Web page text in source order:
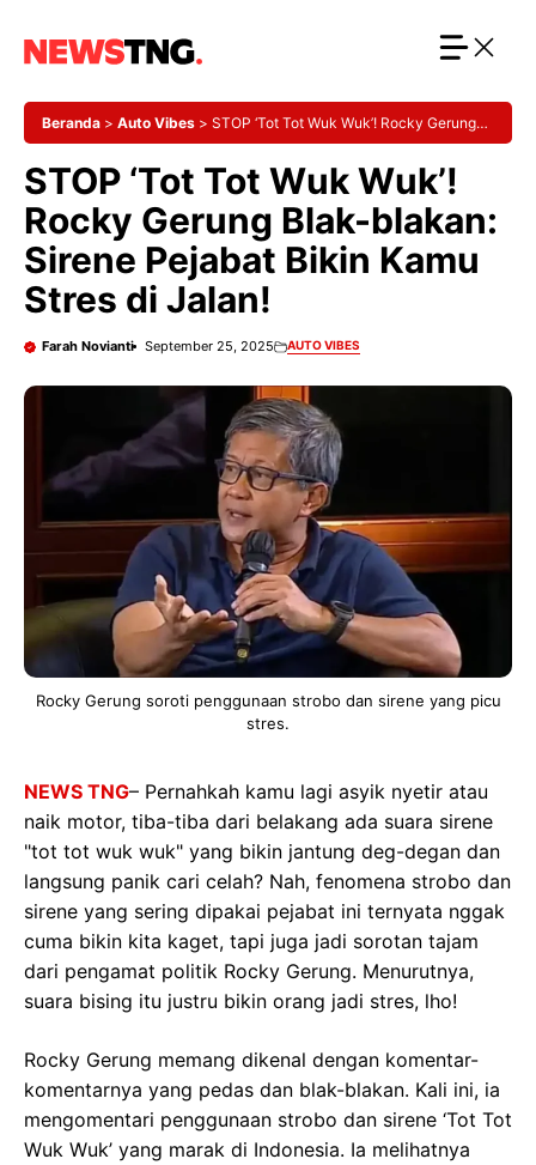
Beranda > Auto Vibes > STOP ‘Tot Tot Wuk Wuk’! Rocky Gerung
STOP ‘Tot Tot Wuk Wuk’!
Rocky Gerung Blak-blakan:
Sirene Pejabat Bikin Kamu
Stres di Jalan!
Farah Novianti September 25, 2025 AUTO VIBES
Rocky Gerung soroti penggunaan strobo dan sirene yang picu
stres.
NEWS TNG– Pernahkah kamu lagi asyik nyetir atau
naik motor, tiba-tiba dari belakang ada suara sirene
"tot tot wuk wuk" yang bikin jantung deg-degan dan
langsung panik cari celah? Nah, fenomena strobo dan
sirene yang sering dipakai pejabat ini ternyata nggak
cuma bikin kita kaget, tapi juga jadi sorotan tajam
dari pengamat politik Rocky Gerung. Menurutnya,
suara bising itu justru bikin orang jadi stres, lho!
Rocky Gerung memang dikenal dengan komentar-
komentarnya yang pedas dan blak-blakan. Kali ini, ia
mengomentari penggunaan strobo dan sirene ‘Tot Tot
Wuk Wuk’ yang marak di Indonesia. Ia melihatnya